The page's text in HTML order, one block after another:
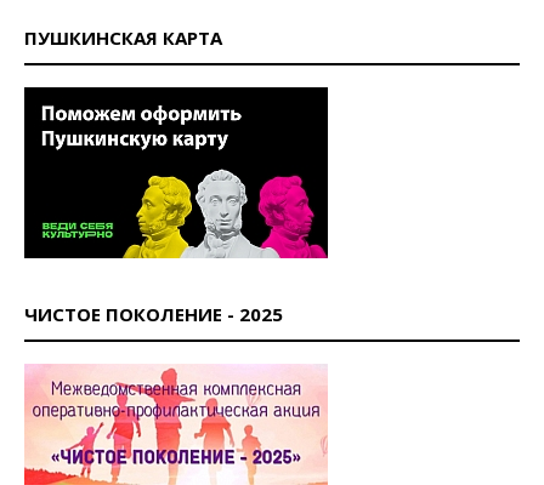
ПУШКИНСКАЯ КАРТА
ЧИСТОЕ ПОКОЛЕНИЕ - 2025